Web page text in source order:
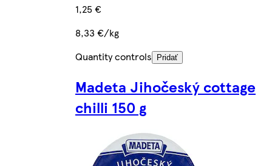
1,25 €
8,33 €/kg
Quantity controls
Pridať
Madeta Jihočeský cottage
chilli 150 g